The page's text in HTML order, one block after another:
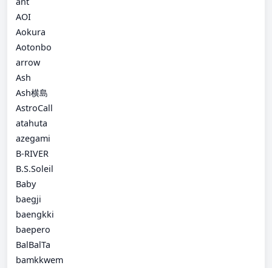
AOI
Aokura
Aotonbo
arrow
Ash
Ash横島
AstroCall
atahuta
azegami
B-RIVER
B.S.Soleil
Baby
baegji
baengkki
baepero
BalBalTa
bamkkwem